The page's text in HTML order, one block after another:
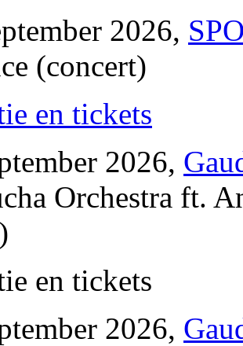
2026,
(concert)
en tickets
2026,
Orchestra ft.
en tickets
2026,